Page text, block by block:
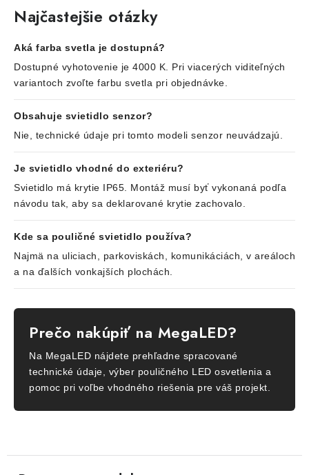
Najčastejšie otázky
Aká farba svetla je dostupná?
Dostupné vyhotovenie je 4000 K. Pri viacerých viditeľných
variantoch zvoľte farbu svetla pri objednávke.
Obsahuje svietidlo senzor?
Nie, technické údaje pri tomto modeli senzor neuvádzajú.
Je svietidlo vhodné do exteriéru?
Svietidlo má krytie IP65. Montáž musí byť vykonaná podľa
návodu tak, aby sa deklarované krytie zachovalo.
Kde sa pouličné svietidlo používa?
Najmä na uliciach, parkoviskách, komunikáciách, v areáloch
a na ďalších vonkajších plochách.
Prečo nakúpiť na MegaLED?
Na MegaLED nájdete prehľadne spracované
technické údaje, výber pouličného LED osvetlenia a
pomoc pri voľbe vhodného riešenia pre váš projekt.